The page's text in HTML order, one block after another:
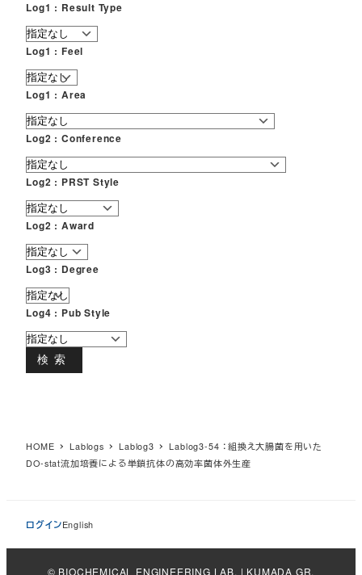
Log1 : Result Type
Log1 : Feel
Log1 : Area
Log2 : Conference
Log2 : PRST Style
Log2 : Award
Log3 : Degree
Log4 : Pub Style
検索
HOME Lablogs Lablog3
Lablog3-54 ：組換え大腸菌を用いた
DO-stat流加培養による単鎖抗体の高効率菌体外生産
ログインEnglish
© BIOCHEMICAL ENGINEERING LAB. | KUMADA GR.